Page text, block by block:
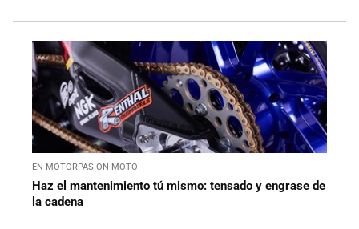
EN MOTORPASION MOTO
Haz el mantenimiento tú mismo: tensado y engrase de
la cadena